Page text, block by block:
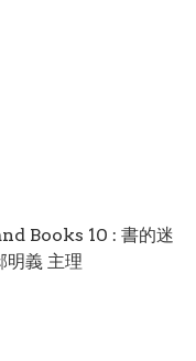
Books 10 : 書的迷
郝明義 主理